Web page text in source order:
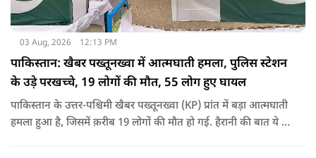
03 Aug, 2026 12:13 PM
पाकिस्तान: खैबर पख्तूनख्वा में आत्मघाती हमला, पुलिस स्टेशन
के उड़े परखच्चे, 19 लोगों की मौत, 55 लोग हुए घायल
पाकिस्तान के उत्तर-पश्चिमी खैबर पख्तूनख्वा (KP) प्रांत में बड़ा आत्मघाती
हमला हुआ है, जिसमें क़रीब 19 लोगों की मौत हो गई. हैरानी की बात ये है